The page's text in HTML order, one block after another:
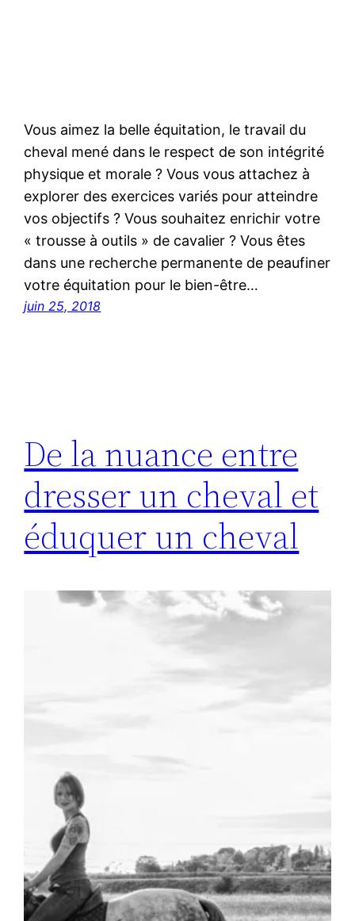
Vous aimez la belle équitation, le travail du
cheval mené dans le respect de son intégrité
physique et morale ? Vous vous attachez à
explorer des exercices variés pour atteindre
vos objectifs ? Vous souhaitez enrichir votre
« trousse à outils » de cavalier ? Vous êtes
dans une recherche permanente de peaufiner
votre équitation pour le bien-être…
juin 25, 2018
De la nuance entre
dresser un cheval et
éduquer un cheval